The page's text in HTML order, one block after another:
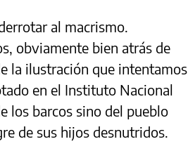
al macrismo.
obviamente bien atrás de
la ilustración que intentamos
en el Instituto Nacional
los barcos sino del pueblo
de sus hijos desnutridos.